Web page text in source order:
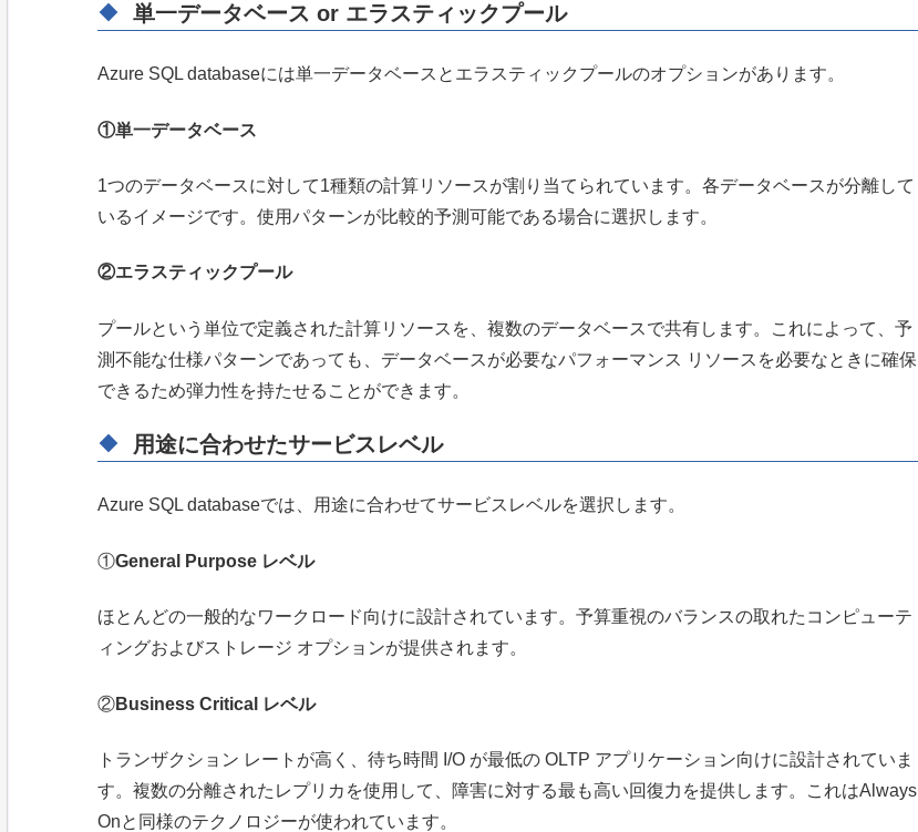
単一データベース or エラスティックプール
Azure SQL databaseには単一データベースとエラスティックプールのオプションがあります。
①単一データベース
1つのデータベースに対して1種類の計算リソースが割り当てられています。各データベースが分離して
いるイメージです。使用パターンが比較的予測可能である場合に選択します。
②エラスティックプール
プールという単位で定義された計算リソースを、複数のデータベースで共有します。これによって、予
測不能な仕様パターンであっても、データベースが必要なパフォーマンス リソースを必要なときに確保
できるため弾力性を持たせることができます。
用途に合わせたサービスレベル
Azure SQL databaseでは、用途に合わせてサービスレベルを選択します。
①General Purpose レベル
ほとんどの一般的なワークロード向けに設計されています。予算重視のバランスの取れたコンピューテ
ィングおよびストレージ オプションが提供されます。
②Business Critical レベル
トランザクション レートが高く、待ち時間 I/O が最低の OLTP アプリケーション向けに設計されていま
す。複数の分離されたレプリカを使用して、障害に対する最も高い回復力を提供します。これはAlways
Onと同様のテクノロジーが使われています。